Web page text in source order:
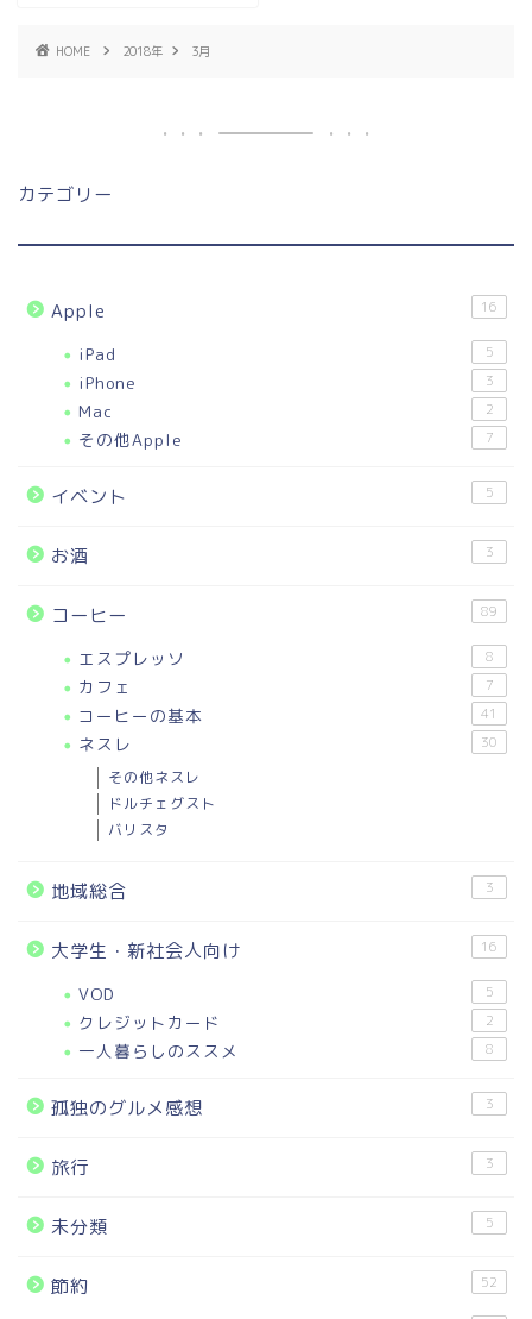
HOME 2018年 3月
カテゴリー
Apple 16
iPad 5
iPhone 3
Mac 2
その他Apple 7
イベント 5
お酒 3
コーヒー 89
エスプレッソ 8
カフェ 7
コーヒーの基本 41
ネスレ 30
その他ネスレ
ドルチェグスト
バリスタ
地域総合 3
大学生・新社会人向け 16
VOD 5
クレジットカード 2
一人暮らしのススメ 8
孤独のグルメ感想 3
旅行 3
未分類 5
節約 52